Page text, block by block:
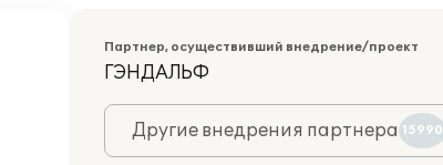
Партнер, осуществивший внедрение/проект
ГЭНДАЛЬФ
Другие внедрения партнера 15990